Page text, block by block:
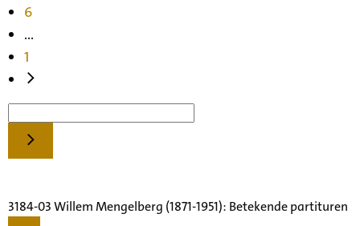
6
...
1
3184-03 Willem Mengelberg (1871-1951): Betekende partituren